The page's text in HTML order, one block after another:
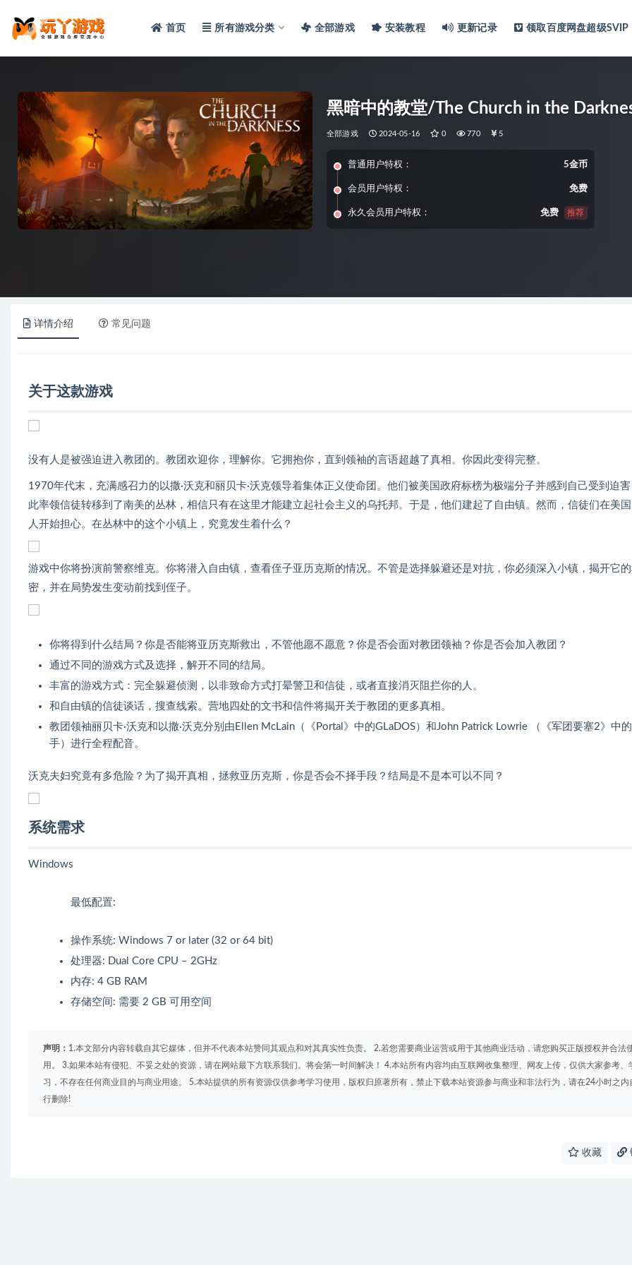
首页 所有游戏分类 全部游戏 安装教程 更新记录 领取百度网盘超级SVIP
黑暗中的教堂/The Church in the
全部游戏 2024-05-16 0 770 5
普通用户特权： 5金币
会员用户特权： 免费
永久会员用户特权： 免费 推荐
详情介绍 常见问题
关于这款游戏
没有人是被强迫进入教团的。教团欢迎你，理解你。它拥抱你，直到领袖的言语超越了真相。你因此变得完整。
1970年代末，充满感召力的以撒·沃克和丽贝卡·沃克领导着集体正义使命团。他们被美国政府标榜为极端分子并感到自己受到迫
此率领信徒转移到了南美的丛林，相信只有在这里才能建立起社会主义的乌托邦。于是，他们建起了自由镇。然而，信徒们在美
人开始担心。在丛林中的这个小镇上，究竟发生着什么？
游戏中你将扮演前警察维克。你将潜入自由镇，查看侄子亚历克斯的情况。不管是选择躲避还是对抗，你必须深入小镇，揭开它
密，并在局势发生变动前找到侄子。
你将得到什么结局？你是否能将亚历克斯救出，不管他愿不愿意？你是否会面对教团领袖？你是否会加入教团？
通过不同的游戏方式及选择，解开不同的结局。
丰富的游戏方式：完全躲避侦测，以非致命方式打晕警卫和信徒，或者直接消灭阻拦你的人。
和自由镇的信徒谈话，搜查线索。营地四处的文书和信件将揭开关于教团的更多真相。
教团领袖丽贝卡·沃克和以撒·沃克分别由Ellen McLain（《Portal》中的GLaDOS）和John Patrick Lowrie （《军团要塞2》中
手）进行全程配音。
沃克夫妇究竟有多危险？为了揭开真相，拯救亚历克斯，你是否会不择手段？结局是不是本可以不同？
系统需求
Windows
最低配置:
操作系统: Windows 7 or later (32 or 64 bit)
处理器: Dual Core CPU – 2GHz
内存: 4 GB RAM
存储空间: 需要 2 GB 可用空间
声明： 1.本文部分内容转载自其它媒体，但并不代表本站赞同其观点和对其真实性负责。 2.若您需要商业运营或用于其他商业活动，请您购买正版授权并合法
用。 3.如果本站有侵犯、不妥之处的资源，请在网站最下方联系我们。将会第一时间解决！ 4.本站所有内容均由互联网收集整理、网友上传，仅供大家参考、
习，不存在任何商业目的与商业用途。 5.本站提供的所有资源仅供参考学习使用，版权归原著所有，禁止下载本站资源参与商业和非法行为，请在24小时之内
行删除!
收藏